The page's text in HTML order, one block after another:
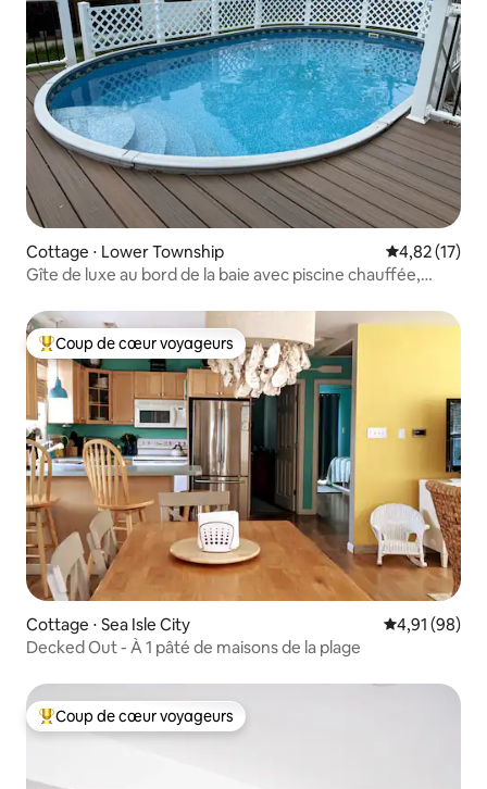
Cottage ⋅ Lower Township Évaluation
4,82 (17)
Gîte de luxe au bord de la baie avec piscine chauffée,
Coups de cœur voyageurs les plus appréciés
Coup de cœur voyageurs
Cottage ⋅ Sea Isle City Évaluation
4,91 (98)
Decked Out - À 1 pâté de maisons de la plage
Coups de cœur voyageurs les plus appréciés
Coup de cœur voyageurs